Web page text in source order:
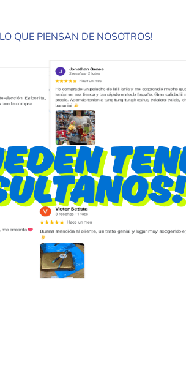
QUE PIENSAN DE NOSOTROS!